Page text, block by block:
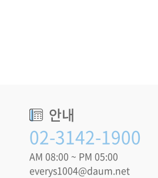
안내
02-3142-1900
AM 08:00 ~ PM 05:00
everys1004@daum.net